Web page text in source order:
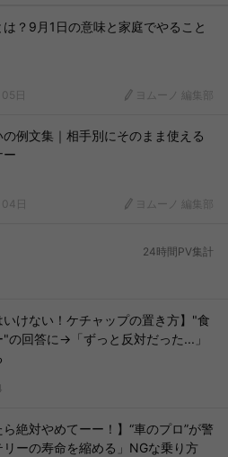
は？9月1日の意味と家庭でやること
日 ヨムーノ 編集部
例文集｜相手別にそのまま使える
ー
日 ヨムーノ 編集部
24時間PV集計
いけない！ケチャップの置き方】"食
の回答に→「ずっと反対だった...」
ら絶対やめてーー！】“車のプロ”が警
ーの寿命を縮める」NGな乗り方